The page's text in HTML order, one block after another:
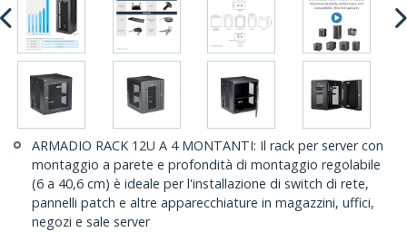
ARMADIO RACK 12U A 4 MONTANTI: Il rack per server con
montaggio a parete e profondità di montaggio regolabile
(6 a 40,6 cm) è ideale per l'installazione di switch di rete,
pannelli patch e altre apparecchiature in magazzini, uffici,
negozi e sale server